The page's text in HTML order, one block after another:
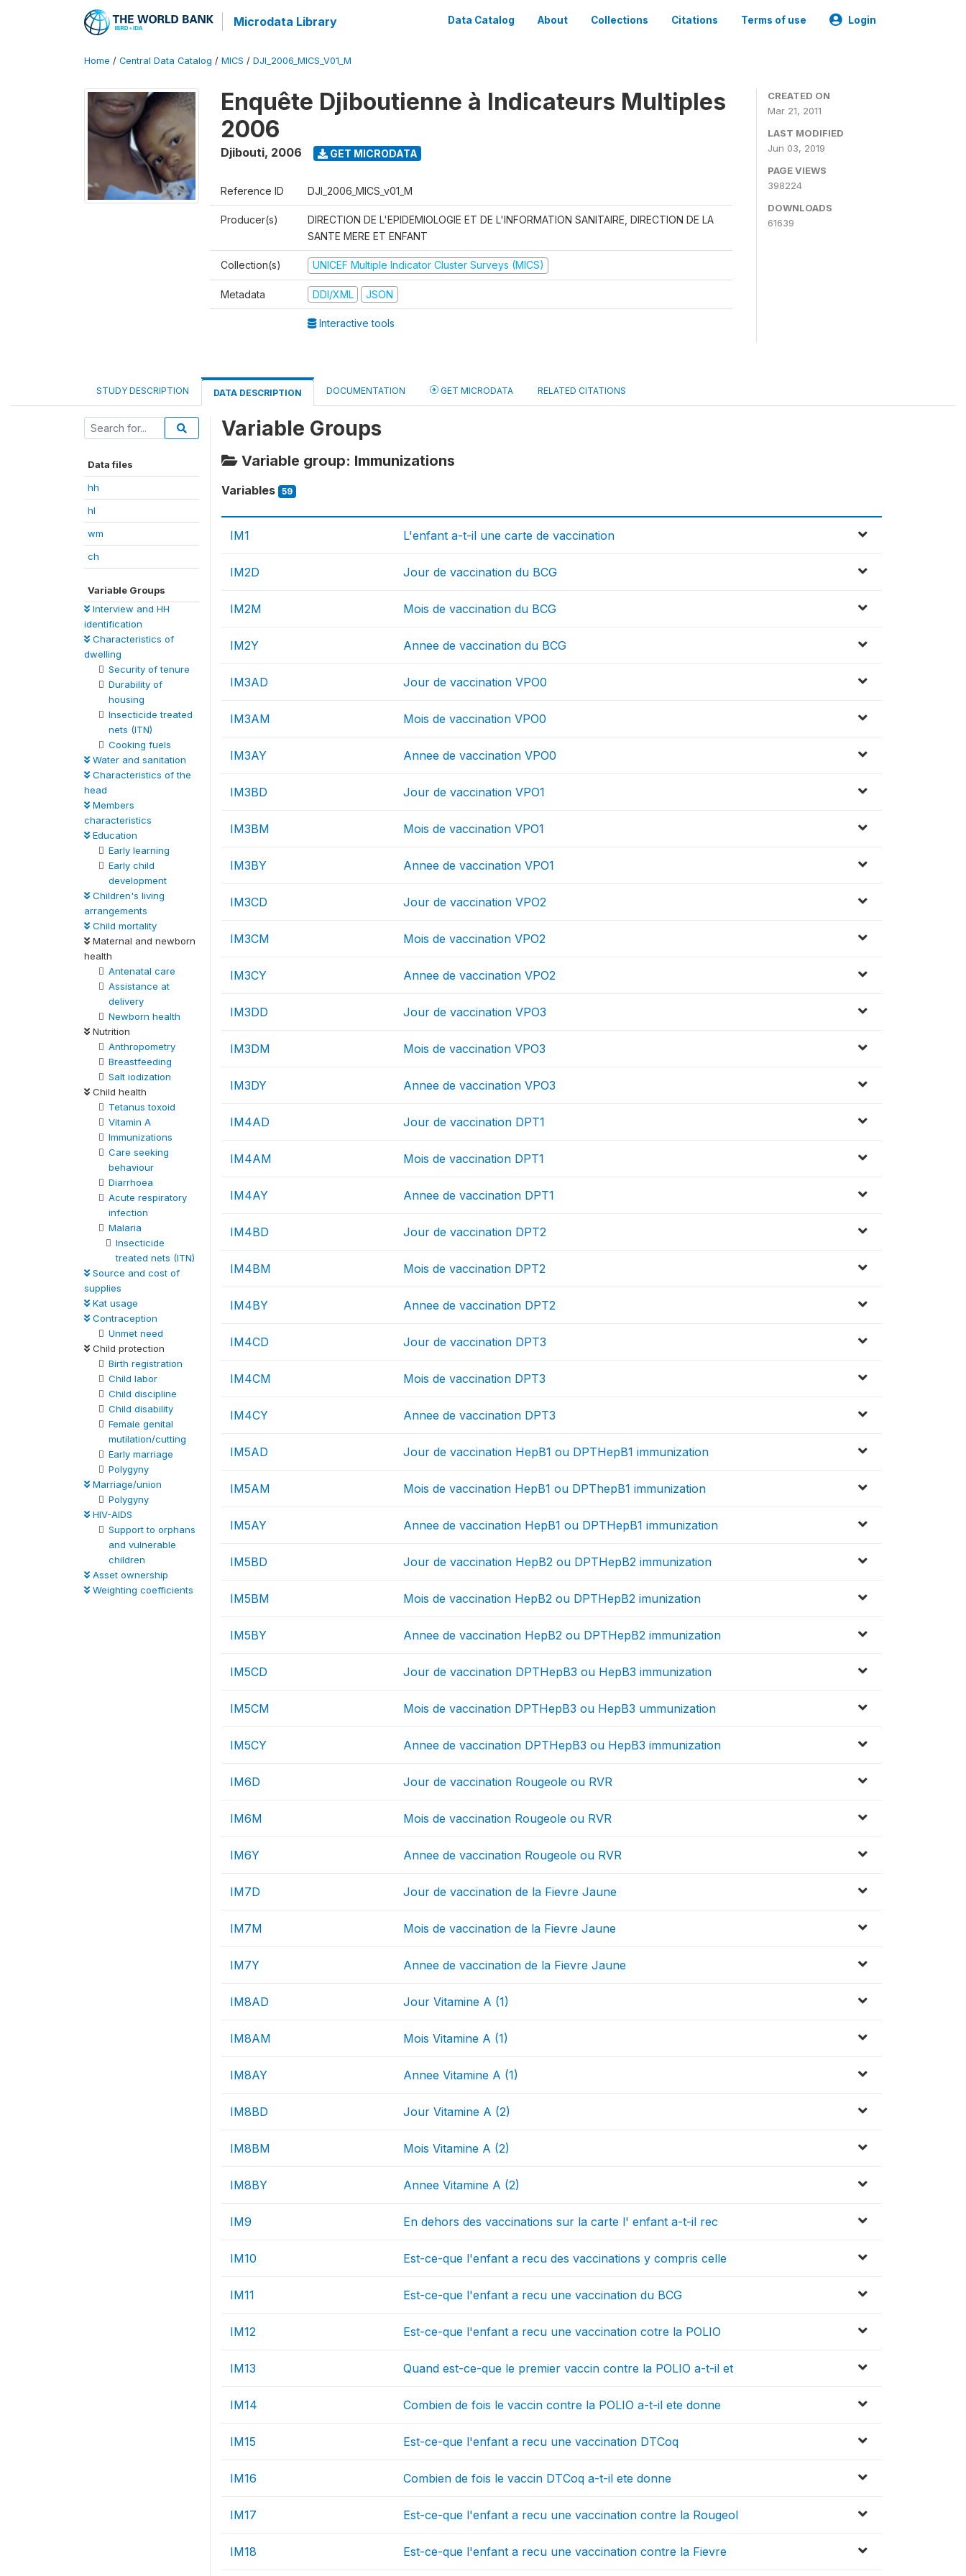
Microdata Library Data Catalog About Collections Citations Terms of use Login
Home / Central Data Catalog / MICS / DJI_2006_MICS_V01_M
Enquête Djiboutienne à Indicateurs Multiples
2006
Djibouti, 2006 GET MICRODATA
Reference ID DJI_2006_MICS_v01_M
Producer(s)
DIRECTION DE L'EPIDEMIOLOGIE ET DE L'INFORMATION SANITAIRE, DIRECTION DE LA
SANTE MERE ET ENFANT
Collection(s) UNICEF Multiple Indicator Cluster Surveys (MICS)
Metadata DDI/XML JSON
Interactive tools
CREATED ON
Mar 21, 2011
LAST MODIFIED
Jun 03, 2019
PAGE VIEWS
398224
DOWNLOADS
61639
STUDY DESCRIPTION DATA DESCRIPTION DOCUMENTATION GET MICRODATA RELATED CITATIONS
Data files
hh
hl
wm
ch
Variable Groups
Interview and HH
identification
Characteristics of
dwelling
Security of tenure
Durability of
housing
Insecticide treated
nets (ITN)
Cooking fuels
Water and sanitation
Characteristics of the
head
Members
characteristics
Education
Early learning
Early child
development
Children's living
arrangements
Child mortality
Maternal and newborn
health
Antenatal care
Assistance at
delivery
Newborn health
Nutrition
Anthropometry
Breastfeeding
Salt iodization
Child health
Tetanus toxoid
Vitamin A
Immunizations
Care seeking
behaviour
Diarrhoea
Acute respiratory
infection
Malaria
Insecticide
treated nets (ITN)
Source and cost of
supplies
Kat usage
Contraception
Unmet need
Child protection
Birth registration
Child labor
Child discipline
Child disability
Female genital
mutilation/cutting
Early marriage
Polygyny
Marriage/union
Polygyny
HIV-AIDS
Support to orphans
and vulnerable
children
Asset ownership
Weighting coefficients
Variable Groups
Variable group: Immunizations
Variables 59
IM1 L'enfant a-t-il une carte de vaccination
IM2D Jour de vaccination du BCG
IM2M Mois de vaccination du BCG
IM2Y Annee de vaccination du BCG
IM3AD Jour de vaccination VPO0
IM3AM Mois de vaccination VPO0
IM3AY Annee de vaccination VPO0
IM3BD Jour de vaccination VPO1
IM3BM Mois de vaccination VPO1
IM3BY Annee de vaccination VPO1
IM3CD Jour de vaccination VPO2
IM3CM Mois de vaccination VPO2
IM3CY Annee de vaccination VPO2
IM3DD Jour de vaccination VPO3
IM3DM Mois de vaccination VPO3
IM3DY Annee de vaccination VPO3
IM4AD Jour de vaccination DPT1
IM4AM Mois de vaccination DPT1
IM4AY Annee de vaccination DPT1
IM4BD Jour de vaccination DPT2
IM4BM Mois de vaccination DPT2
IM4BY Annee de vaccination DPT2
IM4CD Jour de vaccination DPT3
IM4CM Mois de vaccination DPT3
IM4CY Annee de vaccination DPT3
IM5AD Jour de vaccination HepB1 ou DPTHepB1 immunization
IM5AM Mois de vaccination HepB1 ou DPThepB1 immunization
IM5AY Annee de vaccination HepB1 ou DPTHepB1 immunization
IM5BD Jour de vaccination HepB2 ou DPTHepB2 immunization
IM5BM Mois de vaccination HepB2 ou DPTHepB2 imunization
IM5BY Annee de vaccination HepB2 ou DPTHepB2 immunization
IM5CD Jour de vaccination DPTHepB3 ou HepB3 immunization
IM5CM Mois de vaccination DPTHepB3 ou HepB3 ummunization
IM5CY Annee de vaccination DPTHepB3 ou HepB3 immunization
IM6D Jour de vaccination Rougeole ou RVR
IM6M Mois de vaccination Rougeole ou RVR
IM6Y Annee de vaccination Rougeole ou RVR
IM7D Jour de vaccination de la Fievre Jaune
IM7M Mois de vaccination de la Fievre Jaune
IM7Y Annee de vaccination de la Fievre Jaune
IM8AD Jour Vitamine A (1)
IM8AM Mois Vitamine A (1)
IM8AY Annee Vitamine A (1)
IM8BD Jour Vitamine A (2)
IM8BM Mois Vitamine A (2)
IM8BY Annee Vitamine A (2)
IM9 En dehors des vaccinations sur la carte l' enfant a-t-il rec
IM10 Est-ce-que l'enfant a recu des vaccinations y compris celle
IM11 Est-ce-que l'enfant a recu une vaccination du BCG
IM12 Est-ce-que l'enfant a recu une vaccination cotre la POLIO
IM13 Quand est-ce-que le premier vaccin contre la POLIO a-t-il et
IM14 Combien de fois le vaccin contre la POLIO a-t-il ete donne
IM15 Est-ce-que l'enfant a recu une vaccination DTCoq
IM16 Combien de fois le vaccin DTCoq a-t-il ete donne
IM17 Est-ce-que l'enfant a recu une vaccination contre la Rougeol
IM18 Est-ce-que l'enfant a recu une vaccination contre la Fievre